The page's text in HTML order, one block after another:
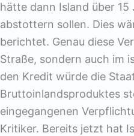
hätte dann Island über
abstottern sollen. Dies
berichtet. Genau diese
Straße, sondern auch im
den Kredit würde die
Bruttoinlandsproduktes
eingegangenen
Kritiker. Bereits jetzt hat